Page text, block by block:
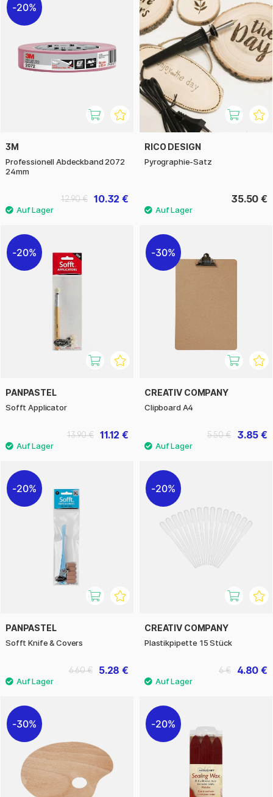
20%
3M
Professionell Abdeckband 2072
24mm
10.32 €
12.90 €
RICO DESIGN
Pyrographie-Satz
35.50 €
20%
PANPASTEL
Sofft Applicator
11.12 €
13.90 €
30%
CREATIV COMPANY
Clipboard A4
3.85 €
5.50 €
20%
PANPASTEL
Sofft Knife & Covers
5.28 €
6.60 €
20%
CREATIV COMPANY
Plastikpipette 15 Stück
4.80 €
6 €
30% 20%